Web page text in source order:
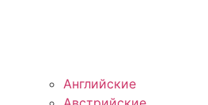
Английские